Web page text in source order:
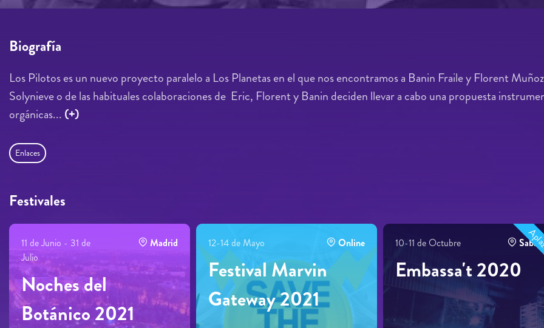
Biografía
Los Pilotos es un nuevo proyecto paralelo a Los Planetas en el que nos encontramos a Banin Fraile y Florent
Solynieve o de las habituales colaboraciones de Eric, Florent y Banin deciden llevar a cabo una propuesta
orgánicas... (+)
Enlaces
Festivales
11 de Junio - 31 de
Julio
Madrid
Noches del
Botánico 2021
12-14 de Mayo Online
Festival Marvin
Gateway 2021
10-11 de Octubre
Embassa't 2020